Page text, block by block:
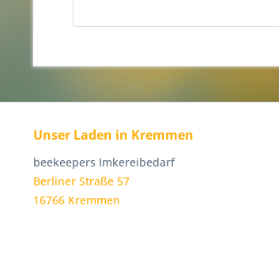
Unser Laden in Kremmen
beekeepers Imkereibedarf
Berliner Straße 57
16766 Kremmen